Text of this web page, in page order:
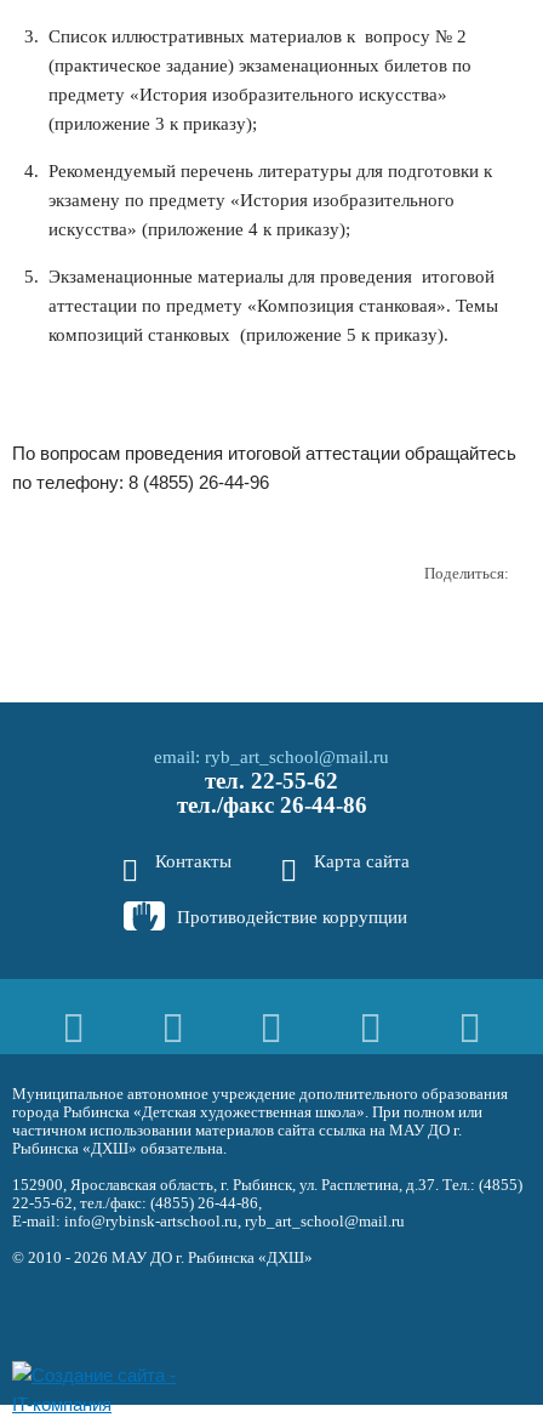
Список иллюстративных материалов к вопросу № 2
(практическое задание) экзаменационных билетов по
предмету «История изобразительного искусства»
(приложение 3 к приказу);
Рекомендуемый перечень литературы для подготовки к
экзамену по предмету «История изобразительного
искусства» (приложение 4 к приказу);
Экзаменационные материалы для проведения итоговой
аттестации по предмету «Композиция станковая». Темы
композиций станковых (приложение 5 к приказу).
По вопросам проведения итоговой аттестации обращайтесь
по телефону: 8 (4855) 26-44-96
Поделиться:
email: ryb_art_school@mail.ru
тел. 22-55-62
тел./факс 26-44-86
Контакты Карта сайта
Противодействие коррупции
Муниципальное автономное учреждение дополнительного образования
города Рыбинска «Детская художественная школа». При полном или
частичном использовании материалов сайта ссылка на МАУ ДО г.
Рыбинска «ДХШ» обязательна.
152900, Ярославская область, г. Рыбинск, ул. Расплетина, д.37. Тел.: (4855)
22-55-62, тел./факс: (4855) 26-44-86,
E-mail: info@rybinsk-artschool.ru, ryb_art_school@mail.ru
© 2010 - 2026 МАУ ДО г. Рыбинска «ДХШ»